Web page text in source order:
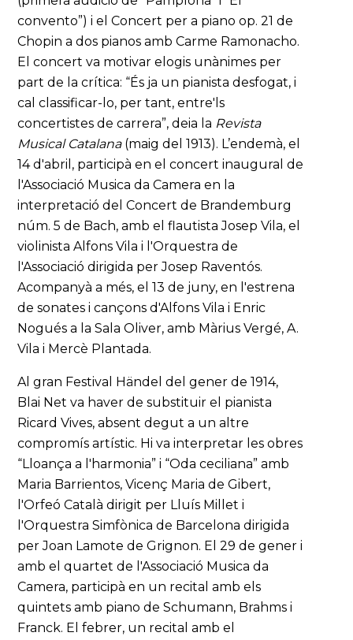
convento”) i el Concert per a piano op. 21 de
Chopin a dos pianos amb Carme Ramonacho.
El concert va motivar elogis unànimes per
part de la crítica: “És ja un pianista desfogat, i
cal classificar-lo, per tant, entre'ls
concertistes de carrera”, deia la Revista
Musical Catalana(maig del 1913). L’endemà, el
14 d'abril, participà en el concert inaugural de
l'Associació Musica da Camera en la
interpretació del Concert de Brandemburg
núm. 5 de Bach, amb el flautista Josep Vila, el
violinista Alfons Vila i l'Orquestra de
l'Associació dirigida per Josep Raventós.
Acompanyà a més, el 13 de juny, en l'estrena
de sonates i cançons d'Alfons Vila i Enric
Nogués a la Sala Oliver, amb Màrius Vergé, A.
Vila i Mercè Plantada.
Al gran Festival Händel del gener de 1914,
Blai Net va haver de substituir el pianista
Ricard Vives, absent degut a un altre
compromís artístic. Hi va interpretar les obres
“Lloança a l'harmonia” i “Oda ceciliana” amb
Maria Barrientos, Vicenç Maria de Gibert,
l'Orfeó Català dirigit per Lluís Millet i
l'Orquestra Simfònica de Barcelona dirigida
per Joan Lamote de Grignon. El 29 de gener i
amb el quartet de l'Associació Musica da
Camera, participà en un recital amb els
quintets amb piano de Schumann, Brahms i
Franck. El febrer, un recital amb el